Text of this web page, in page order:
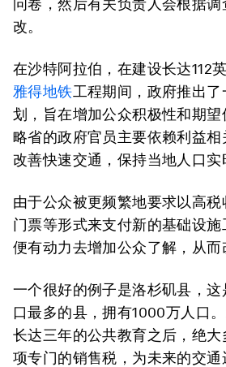
问卷，然后有关负责人会根据
改。
在沙特阿拉伯，在建设长达112
雅得地铁工程期间，政府推出
划，旨在增加公众积极性和期
略省的政府官员主要依赖利益
改善快速交通，保持当地人口实
由于公众被更频繁地要求以高
门票等形式来支付新的基础设
便有动力去增加公众了解，从而
一个很好的例子是洛杉矶县，这
口最多的县，拥有1000万人口
长达三年的公共教育之后，绝
项专门的销售税，为未来的交